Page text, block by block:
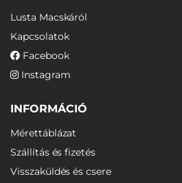
Lusta Macskáról
Kapcsolatok
Facebook
Instagram
INFORMÁCIÓ
Mérettáblázat
Szállítás és fizetés
Visszaküldés és csere